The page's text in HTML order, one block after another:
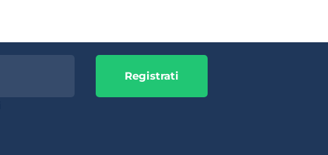
Registrati